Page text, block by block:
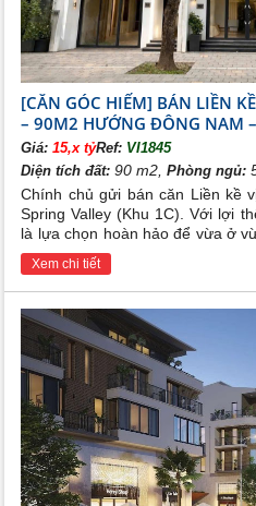
[CĂN GÓC HIẾM] BÁN LIỀN
– 90M2 HƯỚNG ĐÔNG NAM
Giá:15,x tỷRef: VI1845
Diện tích đất: 90 m2,Phòng ngủ:
Chính chủ gửi bán căn Liền kề
Spring Valley (Khu 1C). Với lợi
là lựa chọn hoàn hảo để vừa ở
thuê sinh lời cao.
Xem chi tiết